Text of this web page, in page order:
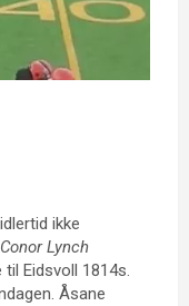
ikke
Conor Lynch
Eidsvoll 1814s.
Åsane